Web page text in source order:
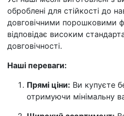
оброблені для стійкості до
довговічними порошковими
відповідає високим
довговічності.
Наші переваги:
Прямі ціни: Ви купуєте
отримуючи мінімальну